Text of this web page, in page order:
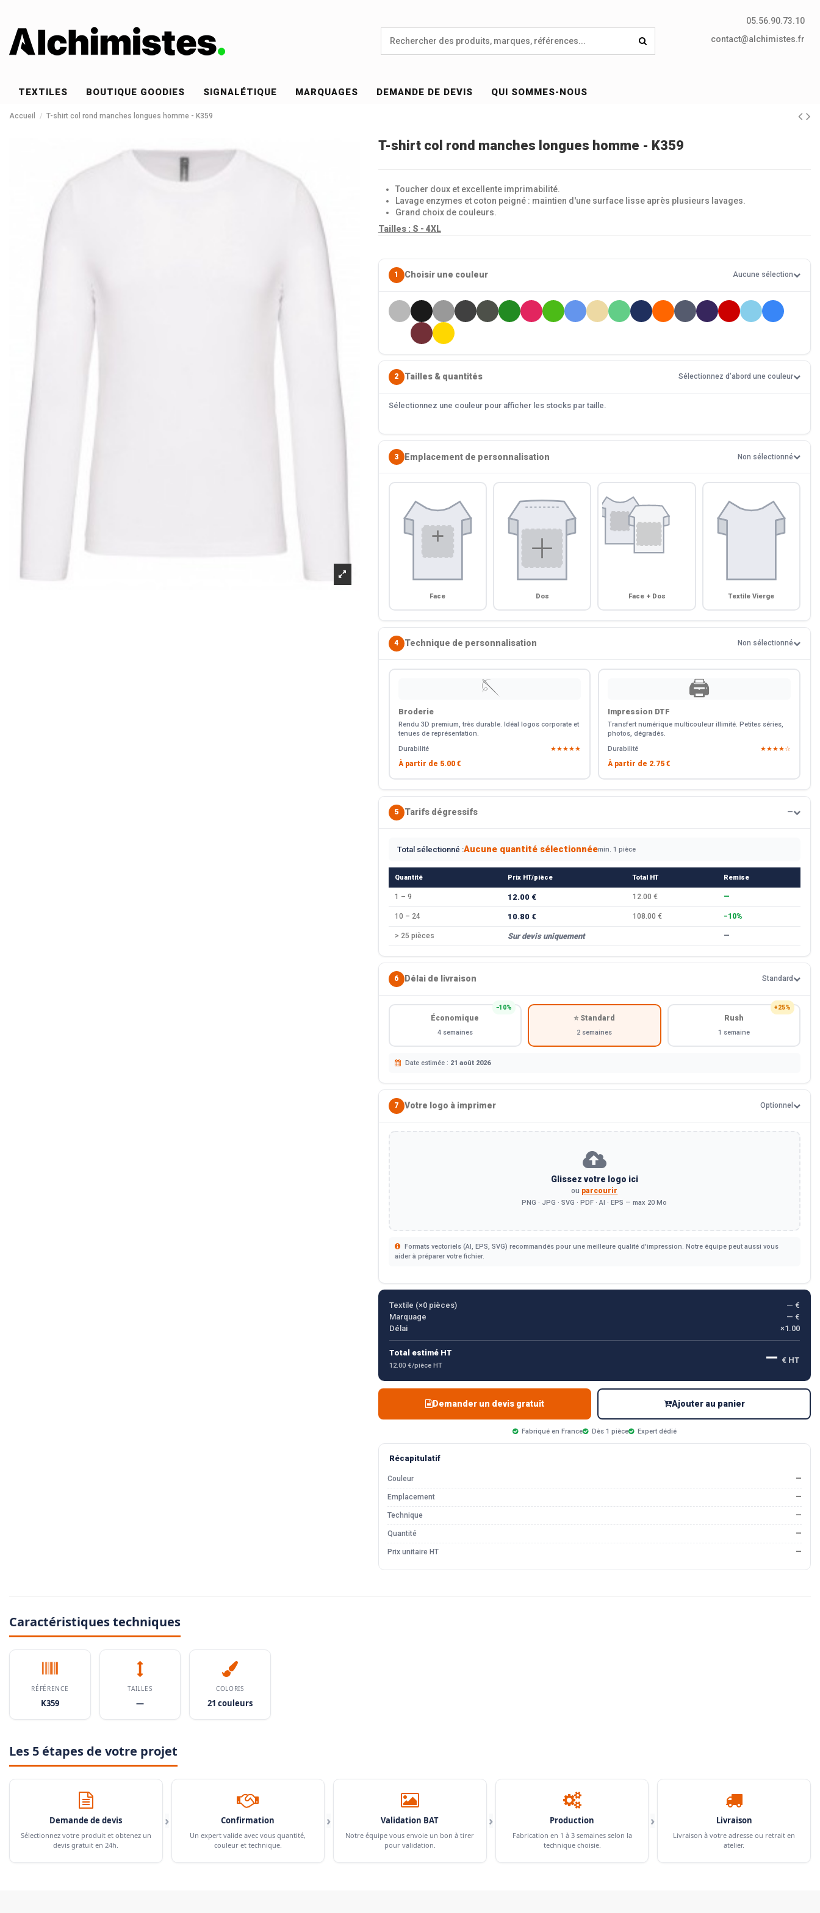
05.56.90.73.10
contact@alchimistes.fr
TEXTILES BOUTIQUE GOODIES SIGNALÉTIQUE MARQUAGES DEMANDE DE DEVIS QUI SOMMES-NOUS
Accueil T-shirt col rond manches longues homme - K359
T-shirt col rond manches longues homme - K359
Toucher doux et excellente imprimabilité.
Lavage enzymes et coton peigné : maintien d'une surface lisse après plusieurs lavages.
Grand choix de couleurs.
Tailles : S - 4XL
1 Choisir une couleur Aucune sélection
2 Tailles & quantités Sélectionnez d'abord une couleur
Sélectionnez une couleur pour afficher les stocks par taille.
3 Emplacement de personnalisation Non sélectionné
Face Dos Face + Dos Textile Vierge
4 Technique de personnalisation Non sélectionné
🪡
Broderie
Rendu 3D premium, très durable. Idéal logos corporate et
tenues de représentation.
Durabilité
★★★★★
À partir de 5.00 €
🖨️
Impression DTF
Transfert numérique multicouleur illimité. Petites séries,
photos, dégradés.
Durabilité
★★★★☆
À partir de 2.75 €
5 Tarifs dégressifs —
Total sélectionné :Aucune quantité sélectionnéemin. 1 pièce
Quantité Prix HT/pièce Total HT Remise
1 – 9 12.00 € 12.00 € —
10 – 24 10.80 € 108.00 € −10%
> 25 pièces Sur devis uniquement —
6 Délai de livraison Standard
−10%
Économique
4 semaines
⭐ Standard
2 semaines
+25%
Rush
1 semaine
Date estimée : 21 août 2026
7 Votre logo à imprimer Optionnel
Glissez votre logo ici
ou parcourir
PNG · JPG · SVG · PDF · AI · EPS — max 20 Mo
Formats vectoriels (AI, EPS, SVG) recommandés pour une meilleure qualité d'impression. Notre équipe peut aussi vous
aider à préparer votre fichier.
Textile (×0pièces)
— €
Marquage
— €
Délai
×1.00
Total estimé HT
12.00 €/pièce HT — € HT
Demander un devis gratuit Ajouter au panier
Fabriqué en France Dès 1 pièce Expert dédié
Récapitulatif
Couleur —
Emplacement —
Technique —
Quantité —
Prix unitaire HT —
Caractéristiques techniques
RÉFÉRENCE
K359
TAILLES
—
COLORIS
21 couleurs
Les 5 étapes de votre projet
Demande de devis
Sélectionnez votre produit et obtenez un
devis gratuit en 24h.
› Confirmation
Un expert valide avec vous quantité,
couleur et technique.
› Validation BAT
Notre équipe vous envoie un bon à tirer
pour validation.
› Production
Fabrication en 1 à 3 semaines selon la
technique choisie.
› Livraison
Livraison à votre adresse ou retrait en
atelier.